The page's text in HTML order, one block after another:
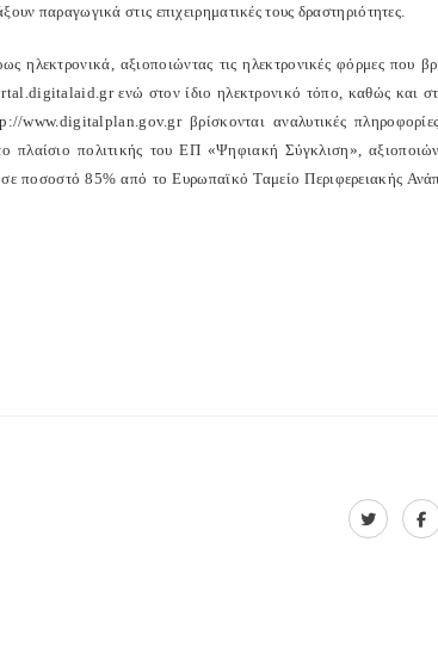
παραγωγικά στις επιχειρηματικές τους δραστηριότητες.
ηλεκτρονικά, αξιοποιώντας τις ηλεκτρονικές φόρμες που
ενώ στον ίδιο ηλεκτρονικό τόπο, καθώς και
www.digitalplan.gov.gr βρίσκονται αναλυτικές
πολιτικής του ΕΠ «Ψηφιακή Σύγκλιση»,
ποσοστό 85% από το Ευρωπαϊκό Ταμείο Περιφερειακής